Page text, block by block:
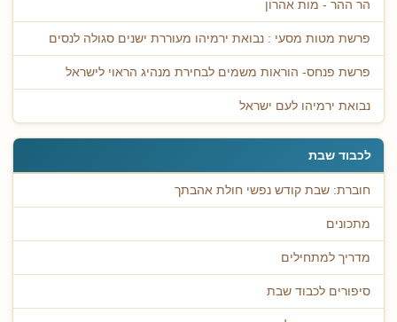
הר ההר - מות אהרון
פרשת מטות מסעי : נבואת ירמיהו מעוררת ישנים סגולה לנסים
פרשת פנחס- הוראות משמים לבחירת מנהיג הראוי לישראל
נבואת ירמיהו לעם ישראל
לכבוד שבת
חוברת: שבת קודש נפשי חולת אהבתך
מתכונים
מדריך למתחילים
סיפורים לכבוד שבת